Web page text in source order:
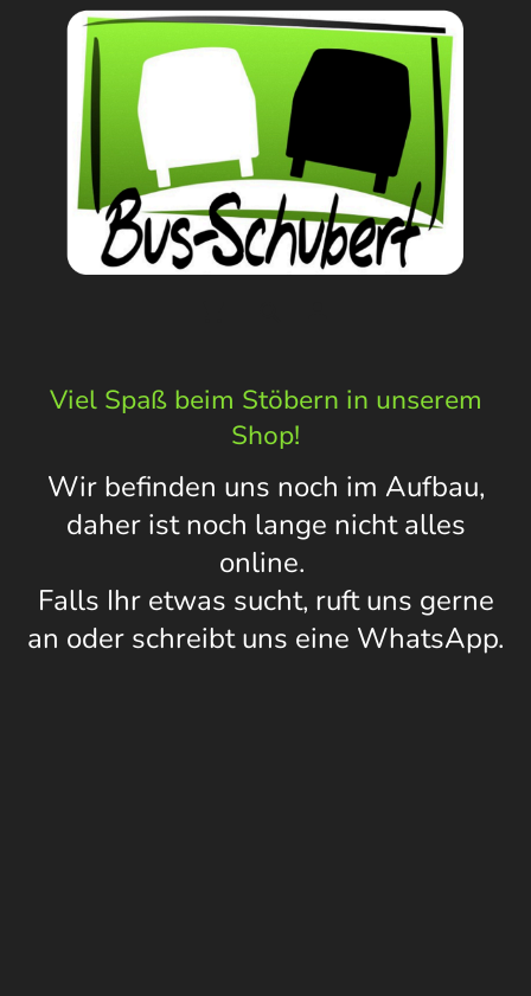
Viel Spaß beim Stöbern in unserem
Shop!
Wir befinden uns noch im Aufbau,
daher ist noch lange nicht alles
online.
Falls Ihr etwas sucht, ruft uns gerne
an oder schreibt uns eine WhatsApp.